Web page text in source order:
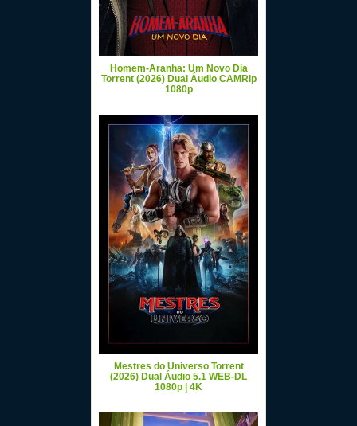
Homem-Aranha: Um Novo Dia
Torrent (2026) Dual Áudio CAMRip
1080p
Mestres do Universo Torrent
(2026) Dual Áudio 5.1 WEB-DL
1080p | 4K